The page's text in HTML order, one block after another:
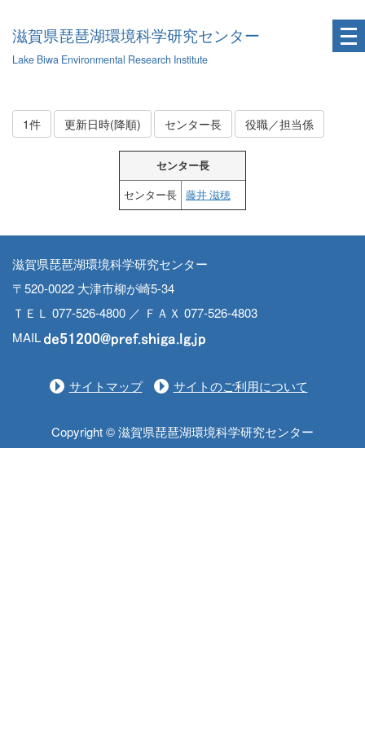
滋賀県琵琶湖環境科学研究センター
Lake Biwa Environmental Research Institute
1件 更新日時(降順) センター長 役職／担当係
センター長
センター長
藤井 滋穂
滋賀県琵琶湖環境科学研究センター
〒520-0022 大津市柳が崎5-34
ＴＥＬ 077-526-4800 ／ ＦＡＸ 077-526-4803
MAIL
サイトマップ サイトのご利用について
Copyright © 滋賀県琵琶湖環境科学研究センター